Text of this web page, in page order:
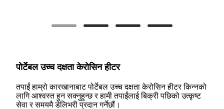
पोर्टेबल उच्च दक्षता केरोसिन हीटर
तपाईं हाम्रो कारखानाबाट पोर्टेबल उच्च दक्षता केरोसिन हीटर किन्नको
लागि आश्वस्त हुन सक्नुहुन्छ र हामी तपाईंलाई बिक्री पछिको उत्कृष्ट
सेवा र समयमै डेलिभरी प्रदान गर्नेछौं।